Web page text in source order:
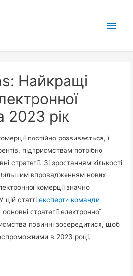
Main
Найкращі
2023 рік
постійно розвивається, і
підприємствам потрібно
стратегії. Зі зростанням кількості
більшим впровадженням нових
комерції значно
цій статтіексперти команди
стратегії електронної
повинні зосередитися, щоб
в 2023 році.